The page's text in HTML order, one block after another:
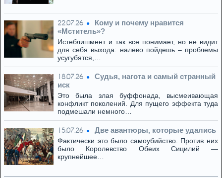
22.07.26
Кому и почему нравится
«Мститель»?
Истеблишмент и так все понимает, но не видит
для себя выхода: налево пойдешь – проблемы
усугубятся,…
18.07.26
Cудья, нагота и самый странный
иск
Это была злая буффонада, высмеивающая
конфликт поколений. Для пущего эффекта туда
подмешали немного…
15.07.26 Две авантюры, которые удались
Фактически это было самоубийство. Против них
было Королевство Обеих Сицилий —
крупнейшее…